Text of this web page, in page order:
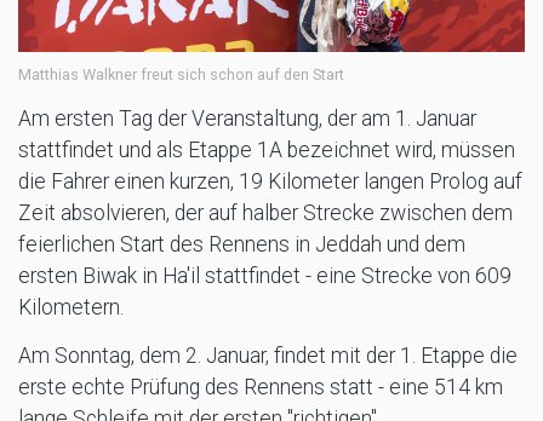
Matthias Walkner freut sich schon auf den Start
Am ersten Tag der Veranstaltung, der am 1. Januar
stattfindet und als Etappe 1A bezeichnet wird, müssen
die Fahrer einen kurzen, 19 Kilometer langen Prolog auf
Zeit absolvieren, der auf halber Strecke zwischen dem
feierlichen Start des Rennens in Jeddah und dem
ersten Biwak in Ha'il stattfindet - eine Strecke von 609
Kilometern.
Am Sonntag, dem 2. Januar, findet mit der 1. Etappe die
erste echte Prüfung des Rennens statt - eine 514 km